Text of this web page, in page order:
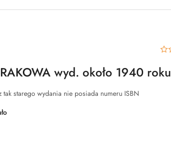
wyd. około 1940 roku
tak starego wydania nie posiada numeru ISBN